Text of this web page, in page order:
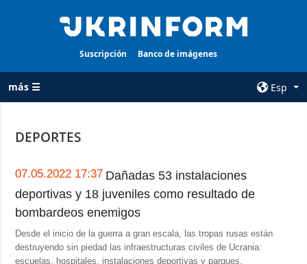
Suscripción Banco de imágenes
más ☰
Esp
CATEGORÍAS
Guerra
Reconstrucción
de Ucrania
Política
sobre la agencia
contacto
suscripción
servicios
DEPORTES
07.05.2022 17:37 Dañadas 53 instalaciones
deportivas y 18 juveniles como resultado de
bombardeos enemigos
Desde el inicio de la guerra a gran escala, las tropas rusas están
destruyendo sin piedad las infraestructuras civiles de Ucrania:
escuelas, hospitales, instalaciones deportivas y parques.